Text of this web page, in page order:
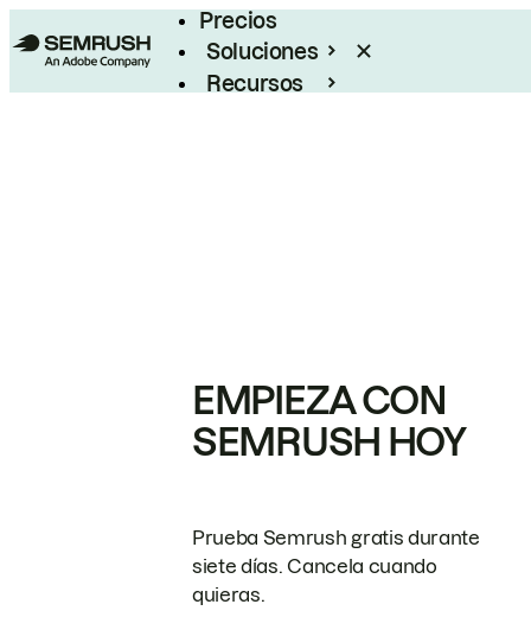
Precios
Soluciones
Recursos
EMPIEZA CON
SEMRUSH HOY
Prueba Semrush gratis durante
siete días. Cancela cuando
quieras.